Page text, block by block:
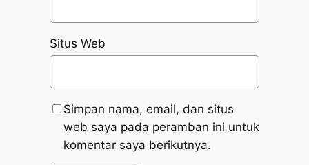
Situs Web
Simpan nama, email, dan situs
web saya pada peramban ini untuk
komentar saya berikutnya.